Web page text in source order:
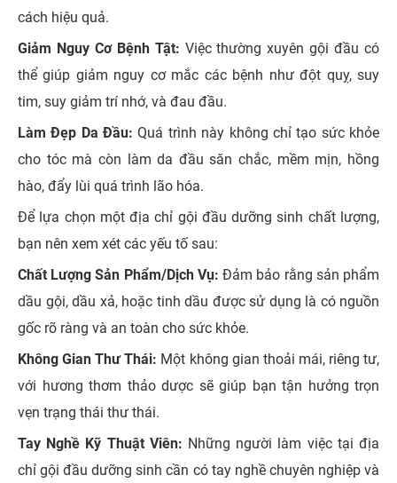
cách hiệu quả.
Giảm Nguy Cơ Bệnh Tật: Việc thường xuyên gội đầu có
thể giúp giảm nguy cơ mắc các bệnh như đột quỵ, suy
tim, suy giảm trí nhớ, và đau đầu.
Làm Đẹp Da Đầu: Quá trình này không chỉ tạo sức khỏe
cho tóc mà còn làm da đầu săn chắc, mềm mịn, hồng
hào, đẩy lùi quá trình lão hóa.
Để lựa chọn một địa chỉ gội đầu dưỡng sinh chất lượng,
bạn nên xem xét các yếu tố sau:
Chất Lượng Sản Phẩm/Dịch Vụ: Đảm bảo rằng sản phẩm
dầu gội, dầu xả, hoặc tinh dầu được sử dụng là có nguồn
gốc rõ ràng và an toàn cho sức khỏe.
Không Gian Thư Thái: Một không gian thoải mái, riêng tư,
với hương thơm thảo dược sẽ giúp bạn tận hưởng trọn
vẹn trạng thái thư thái.
Tay Nghề Kỹ Thuật Viên: Những người làm việc tại địa
chỉ gội đầu dưỡng sinh cần có tay nghề chuyên nghiệp và